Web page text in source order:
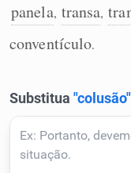
Cata-letras
Conexões
panela, transa,
conventículo.